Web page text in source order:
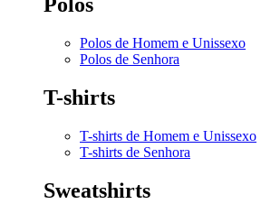
Polos
Polos de Homem e Unissexo
Polos de Senhora
T-shirts
T-shirts de Homem e Unissexo
T-shirts de Senhora
Sweatshirts